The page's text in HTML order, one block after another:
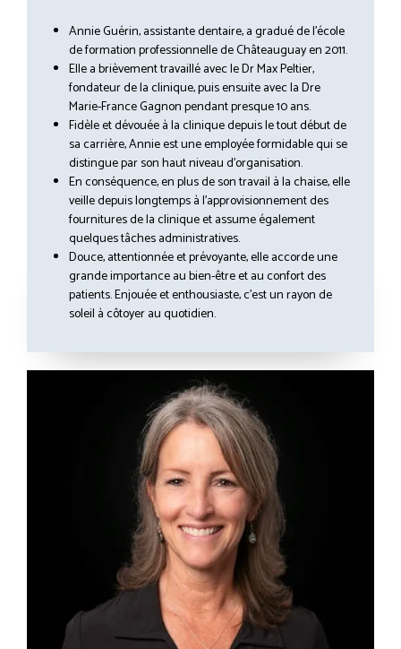
Annie Guérin, assistante dentaire, a gradué de l’école
de formation professionnelle de Châteauguay en 2011.
Elle a brièvement travaillé avec le Dr Max Peltier,
fondateur de la clinique, puis ensuite avec la Dre
Marie-France Gagnon pendant presque 10 ans.
Fidèle et dévouée à la clinique depuis le tout début de
sa carrière, Annie est une employée formidable qui se
distingue par son haut niveau d’organisation.
En conséquence, en plus de son travail à la chaise, elle
veille depuis longtemps à l’approvisionnement des
fournitures de la clinique et assume également
quelques tâches administratives.
Douce, attentionnée et prévoyante, elle accorde une
grande importance au bien-être et au confort des
patients. Enjouée et enthousiaste, c’est un rayon de
soleil à côtoyer au quotidien.